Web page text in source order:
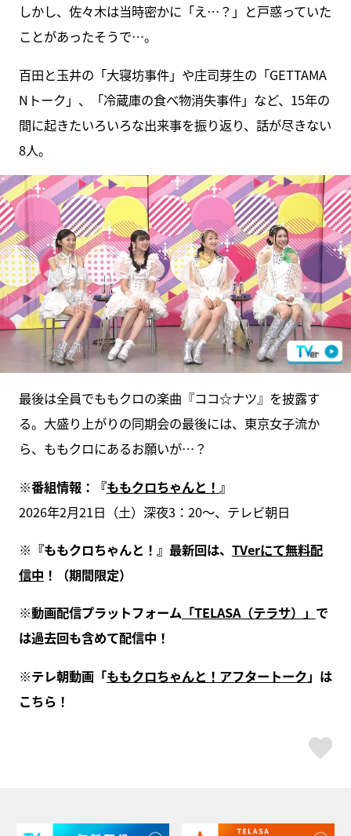
しかし、佐々木は当時密かに「え…？」と戸惑っていた
ことがあったそうで…。
百田と玉井の「大寝坊事件」や庄司芽生の「GETTAMA
Nトーク」、「冷蔵庫の食べ物消失事件」など、15年の
間に起きたいろいろな出来事を振り返り、話が尽きない
8人。
最後は全員でももクロの楽曲『ココ☆ナツ』を披露す
る。大盛り上がりの同期会の最後には、東京女子流か
ら、ももクロにあるお願いが…？
※番組情報：『ももクロちゃんと！ 』
2026年2月21日（土）深夜3：20～、テレビ朝日
※『ももクロちゃんと！』最新回は、 TVerにて無料配
信中 ！（期間限定）
※動画配信プラットフォーム「TELASA（テラサ）」 で
は過去回も含めて配信中！
※テレ朝動画「ももクロちゃんと！アフタートーク 」は
こちら！